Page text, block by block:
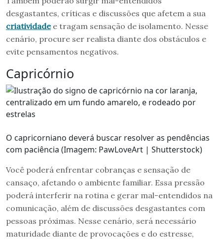
desgastantes, críticas e discussões que afetem a sua
criatividadee tragam sensação de isolamento. Nesse
cenário, procure ser realista diante dos obstáculos e
evite pensamentos negativos.
Capricórnio
O capricorniano deverá buscar resolver as pendências
com paciência (Imagem: PawLoveArt | Shutterstock)
Você poderá enfrentar cobranças e sensação de
cansaço, afetando o ambiente familiar. Essa pressão
poderá interferir na rotina e gerar mal-entendidos na
comunicação, além de discussões desgastantes com
pessoas próximas. Nesse cenário, será necessário
maturidade diante de provocações e do estresse,